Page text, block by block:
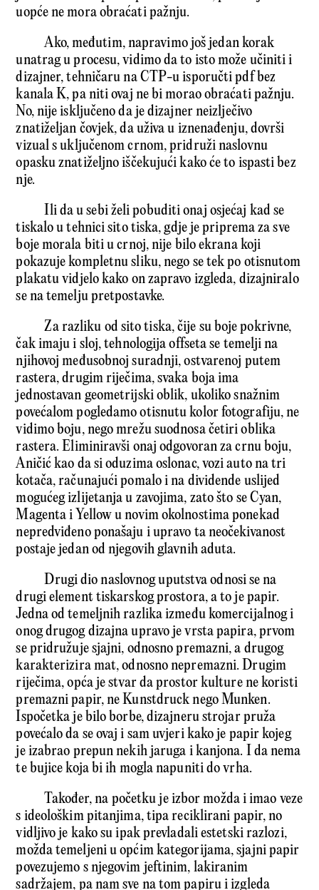
uopće ne mora obraćati pažnju.
Ako, međutim, napravimo još jedan korak
unatrag u procesu, vidimo da to isto može učiniti i
dizajner, tehničaru na CTP-u isporučti pdf bez
kanala K, pa niti ovaj ne bi morao obraćati pažnju.
No, nije isključeno da je dizajner neizlječivo
znatiželjan čovjek, da uživa u iznenađenju, dovrši
vizual s uključenom crnom, pridruži naslovnu
opasku znatiželjno iščekujući kako će to ispasti bez
nje.
Ili da u sebi želi pobuditi onaj osjećaj kad se
tiskalo u tehnici sito tiska, gdje je priprema za sve
boje morala biti u crnoj, nije bilo ekrana koji
pokazuje kompletnu sliku, nego se tek po otisnutom
plakatu vidjelo kako on zapravo izgleda, dizajniralo
se na temelju pretpostavke.
Za razliku od sito tiska, čije su boje pokrivne,
čak imaju i sloj, tehnologija offseta se temelji na
njihovoj međusobnoj suradnji, ostvarenoj putem
rastera, drugim riječima, svaka boja ima
jednostavan geometrijski oblik, ukoliko snažnim
povećalom pogledamo otisnutu kolor fotografiju, ne
vidimo boju, nego mrežu suodnosa četiri oblika
rastera. Eliminiravši onaj odgovoran za crnu boju,
Aničić kao da si oduzima oslonac, vozi auto na tri
kotača, računajući pomalo i na dividende uslijed
mogućeg izlijetanja u zavojima, zato što se Cyan,
Magenta i Yellow u novim okolnostima ponekad
nepredviđeno ponašaju i upravo ta neočekivanost
postaje jedan od njegovih glavnih aduta.
Drugi dio naslovnog uputstva odnosi se na
drugi element tiskarskog prostora, a to je papir.
Jedna od temeljnih razlika između komercijalnog i
onog drugog dizajna upravo je vrsta papira, prvom
se pridružuje sjajni, odnosno premazni, a drugog
karakterizira mat, odnosno nepremazni. Drugim
riječima, opća je stvar da prostor kulture ne koristi
premazni papir, ne Kunstdruck nego Munken.
Ispočetka je bilo borbe, dizajneru strojar pruža
povećalo da se ovaj i sam uvjeri kako je papir kojeg
je izabrao prepun nekih jaruga i kanjona. I da nema
te bujice koja bi ih mogla napuniti do vrha.
Također, na početku je izbor možda i imao veze
s ideološkim pitanjima, tipa reciklirani papir, no
vidljivo je kako su ipak prevladali estetski razlozi,
možda temeljeni u općim kategorijama, sjajni papir
povezujemo s njegovim jeftinim, lakiranim
sadržajem, pa nam sve na tom papiru i izgleda